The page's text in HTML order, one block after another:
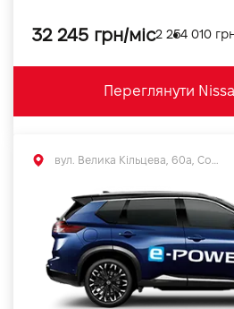
32 245 грн/міс2 254 010
Переглянути